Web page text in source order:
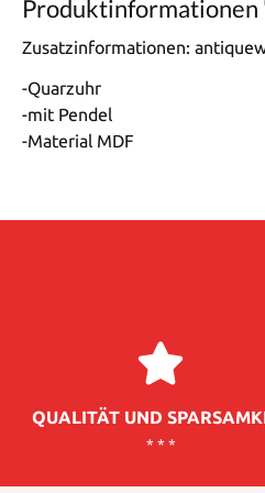
Produktinformationen
Zusatzinformationen:
-Quarzuhr
-mit Pendel
-Material MDF
QUALITÄT UND
* * *